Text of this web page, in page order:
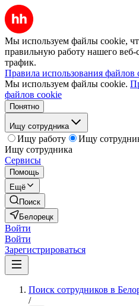
Мы используем файлы cookie,
правильную работу нашего веб-
трафик.
Правила использования файлов
Мы используем файлы cookie.
файлов cookie
Понятно
Ищу сотрудника
Ищу работу
Ищу
Ищу сотрудника
Сервисы
Помощь
Ещё
Поиск
Белорецк
Войти
Войти
Зарегистрироваться
Поиск сотрудников в
/